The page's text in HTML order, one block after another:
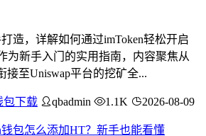
造，详解如何通过imToken轻松开启
为新手入门的实用指南，内容聚焦从
接至Uniswap平台的挖矿全...
包下载 qbadmin 1.1K 2026-08-09